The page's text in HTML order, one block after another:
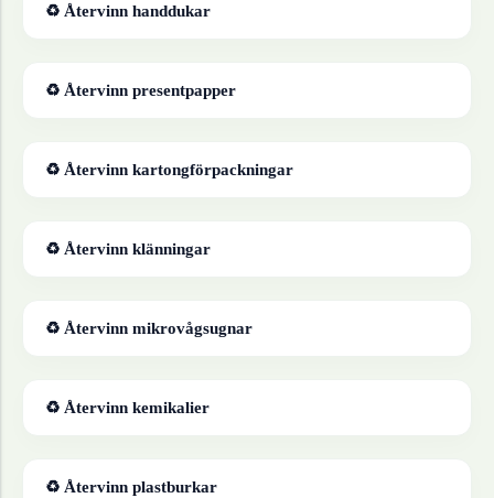
♻ Återvinn handdukar
♻ Återvinn presentpapper
♻ Återvinn kartongförpackningar
♻ Återvinn klänningar
♻ Återvinn mikrovågsugnar
♻ Återvinn kemikalier
♻ Återvinn plastburkar